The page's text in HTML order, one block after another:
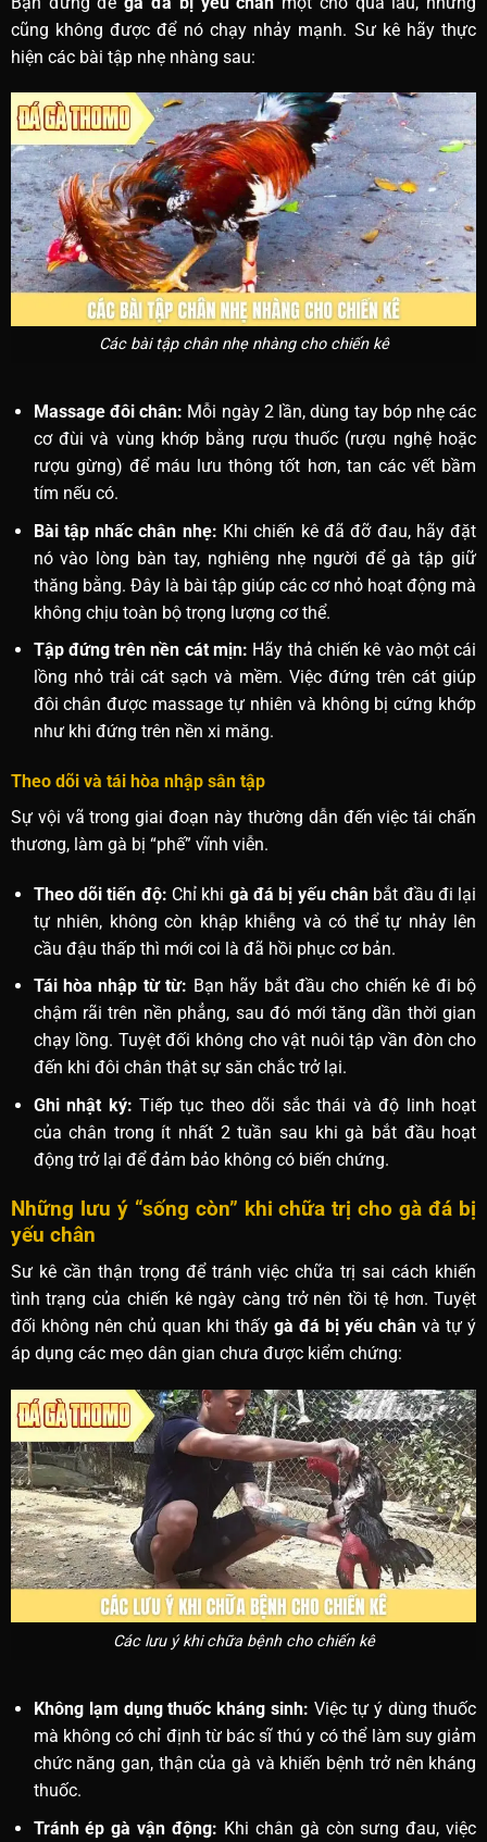
cũng không được để nó chạy nhảy mạnh. Sư kê hãy thực
hiện các bài tập nhẹ nhàng sau:
Các bài tập chân nhẹ nhàng cho chiến kê
Massage đôi chân: Mỗi ngày 2 lần, dùng tay bóp nhẹ các
cơ đùi và vùng khớp bằng rượu thuốc (rượu nghệ hoặc
rượu gừng) để máu lưu thông tốt hơn, tan các vết bầm
tím nếu có.
Bài tập nhấc chân nhẹ: Khi chiến kê đã đỡ đau, hãy đặt
nó vào lòng bàn tay, nghiêng nhẹ người để gà tập giữ
thăng bằng. Đây là bài tập giúp các cơ nhỏ hoạt động mà
không chịu toàn bộ trọng lượng cơ thể.
Tập đứng trên nền cát mịn: Hãy thả chiến kê vào một cái
lồng nhỏ trải cát sạch và mềm. Việc đứng trên cát giúp
đôi chân được massage tự nhiên và không bị cứng khớp
như khi đứng trên nền xi măng.
Theo dõi và tái hòa nhập sân tập
Sự vội vã trong giai đoạn này thường dẫn đến việc tái chấn
thương, làm gà bị “phế” vĩnh viễn.
Theo dõi tiến độ: Chỉ khi gà đá bị yếu chânbắt đầu đi lại
tự nhiên, không còn khập khiễng và có thể tự nhảy lên
cầu đậu thấp thì mới coi là đã hồi phục cơ bản.
Tái hòa nhập từ từ: Bạn hãy bắt đầu cho chiến kê đi bộ
chậm rãi trên nền phẳng, sau đó mới tăng dần thời gian
chạy lồng. Tuyệt đối không cho vật nuôi tập vần đòn cho
đến khi đôi chân thật sự săn chắc trở lại.
Ghi nhật ký: Tiếp tục theo dõi sắc thái và độ linh hoạt
của chân trong ít nhất 2 tuần sau khi gà bắt đầu hoạt
động trở lại để đảm bảo không có biến chứng.
Những lưu ý “sống còn” khi chữa trị cho gà đá bị
yếu chân
Sư kê cần thận trọng để tránh việc chữa trị sai cách khiến
tình trạng của chiến kê ngày càng trở nên tồi tệ hơn. Tuyệt
đối không nên chủ quan khi thấy gà đá bị yếu chân và tự ý
áp dụng các mẹo dân gian chưa được kiểm chứng:
Các lưu ý khi chữa bệnh cho chiến kê
Không lạm dụng thuốc kháng sinh: Việc tự ý dùng thuốc
mà không có chỉ định từ bác sĩ thú y có thể làm suy giảm
chức năng gan, thận của gà và khiến bệnh trở nên kháng
thuốc.
Tránh ép gà vận động: Khi chân gà còn sưng đau, việc